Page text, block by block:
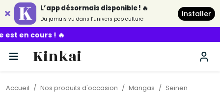
L’app désormais disponible ! 🔥
Du jamais vu dans l’univers pop culture
Installer
Kinkai
Accueil Nos produits d'occasion Mangas
Seinen